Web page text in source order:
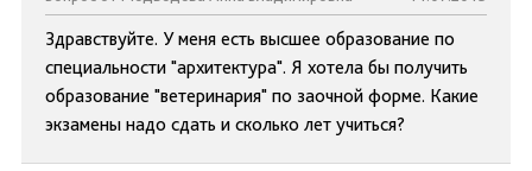
Здравствуйте. У меня есть высшее образование по
специальности "архитектура". Я хотела бы получить
образование "ветеринария" по заочной форме. Какие
экзамены надо сдать и сколько лет учиться?